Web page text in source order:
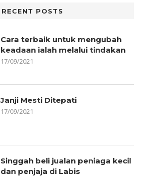
RECENT POSTS
Cara terbaik untuk mengubah
keadaan ialah melalui tindakan
17/09/2021
Janji Mesti Ditepati
17/09/2021
Singgah beli jualan peniaga kecil
dan penjaja di Labis